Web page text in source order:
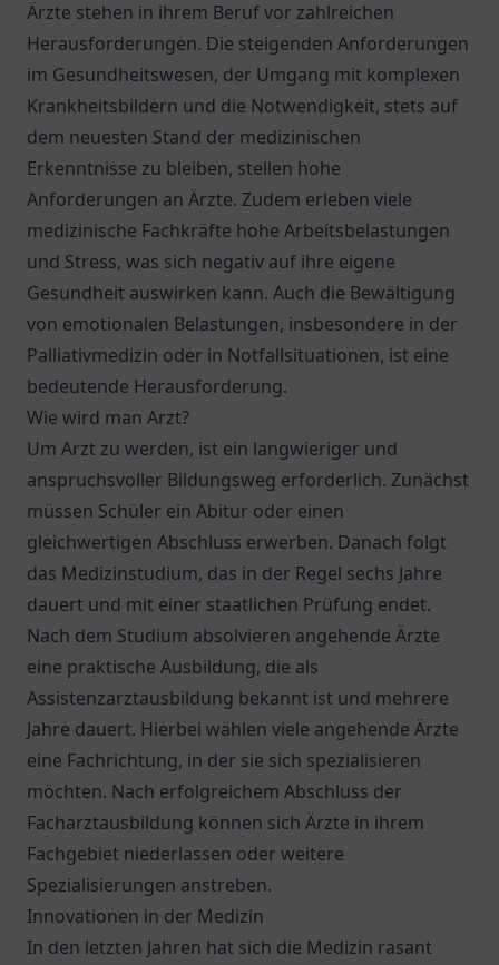
Ärzte stehen in ihrem Beruf vor zahlreichen
Herausforderungen. Die steigenden Anforderungen
im Gesundheitswesen, der Umgang mit komplexen
Krankheitsbildern und die Notwendigkeit, stets auf
dem neuesten Stand der medizinischen
Erkenntnisse zu bleiben, stellen hohe
Anforderungen an Ärzte. Zudem erleben viele
medizinische Fachkräfte hohe Arbeitsbelastungen
und Stress, was sich negativ auf ihre eigene
Gesundheit auswirken kann. Auch die Bewältigung
von emotionalen Belastungen, insbesondere in der
Palliativmedizin oder in Notfallsituationen, ist eine
bedeutende Herausforderung.
Wie wird man Arzt?
Um Arzt zu werden, ist ein langwieriger und
anspruchsvoller Bildungsweg erforderlich. Zunächst
müssen Schüler ein Abitur oder einen
gleichwertigen Abschluss erwerben. Danach folgt
das Medizinstudium, das in der Regel sechs Jahre
dauert und mit einer staatlichen Prüfung endet.
Nach dem Studium absolvieren angehende Ärzte
eine praktische Ausbildung, die als
Assistenzarztausbildung bekannt ist und mehrere
Jahre dauert. Hierbei wählen viele angehende Ärzte
eine Fachrichtung, in der sie sich spezialisieren
möchten. Nach erfolgreichem Abschluss der
Facharztausbildung können sich Ärzte in ihrem
Fachgebiet niederlassen oder weitere
Spezialisierungen anstreben.
Innovationen in der Medizin
In den letzten Jahren hat sich die Medizin rasant